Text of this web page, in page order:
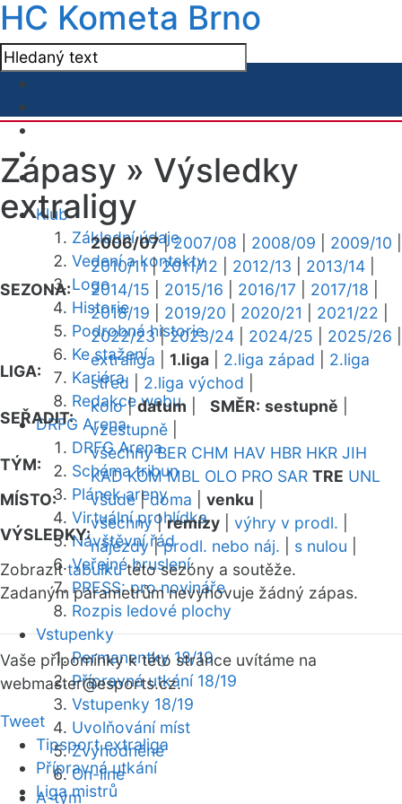
HC Kometa Brno
Klub
Základní údaje
Vedení a kontakty
Logo
Historie
Podrobná historie
Ke stažení
Kariéra
Redakce webu
DRFG Arena
DRFG Arena
Schéma tribun
Plánek areny
Virtuální prohlídka
Návštěvní řád
Veřejné bruslení
PRESS: pro novináře
Rozpis ledové plochy
Vstupenky
Permanentky 18/19
Přípravná utkání 18/19
Vstupenky 18/19
Uvolňování míst
Zvýhodněné
On-line
A-tým
Zápasy » Výsledky
extraligy
SEZONA:
2006/07|2007/08 2008/09 2009/10
2010/11|2011/12 2012/13 2013/14
2014/15
2015/16 2016/17 2017/18
2018/19
2019/20 2020/21 2021/22
2022/23|2023/24 2024/25 2025/26
LIGA:
extraliga 1.liga 2.liga západ
2.liga
střed
2.liga východ
SEŘADIT:
kolo|datum SMĚR: sestupně
vzestupně
TÝM:
všechny BER CHM HAV HBR HKR JIH
KAD KOM MBL OLO PRO SAR TRE UNL
MÍSTO:
všude|doma venku
VÝSLEDKY:
všechny|remízy výhry v prodl.
nájezdy|prodl. nebo náj. s nulou
Zobrazittabulkutéto sezóny a soutěže.
Zadaným parametrům nevyhovuje žádný zápas.
Vaše připomínky k této stránce uvítáme na
webmaster@esports.cz.
Tweet
Tipsport extraliga
Přípravná utkání
Liga mistrů